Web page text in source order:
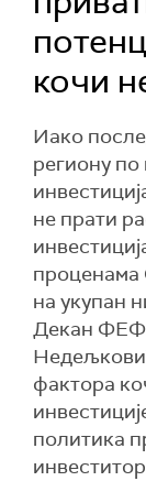
кочи
Иако
региону
не прати
проценама
на укупан
Декан
фактора
политика